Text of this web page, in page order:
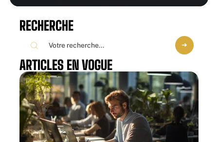
RECHERCHE
ARTICLES EN VOGUE